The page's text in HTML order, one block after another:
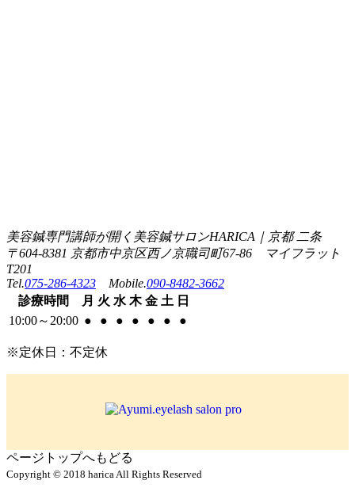
美容鍼専門講師が開く美容鍼サロンHARICA｜京都 二条
〒604-8381 京都市中京区西ノ京職司町67-86 マイフラット
T201
Tel.075-286-4323 Mobile.090-8482-3662
診療時間 月 火 水 木 金 土 日
10:00～ 20:00 ● ● ● ● ● ● ●
※定休日：不定休
ページトップへもどる
Copyright © 2018 harica All Rights Reserved